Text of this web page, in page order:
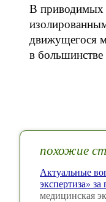
В приводимых
движущегося
в большинстве
похожие
Актуальные
экспертиза»
медицинская